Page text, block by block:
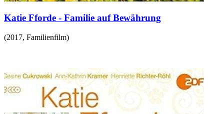
Katie Fforde - Familie auf Bewährung
(2017, Familienfilm)